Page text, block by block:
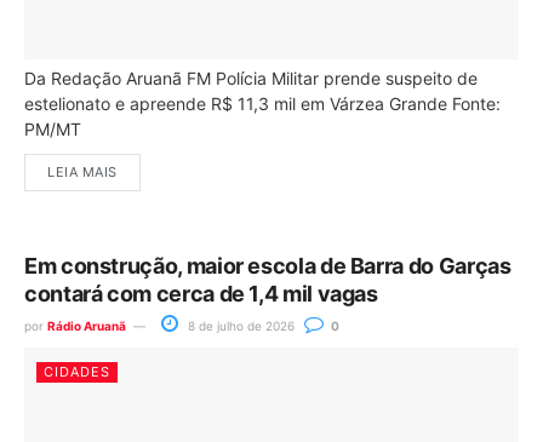
Da Redação Aruanã FM Polícia Militar prende suspeito de
estelionato e apreende R$ 11,3 mil em Várzea Grande Fonte:
PM/MT
LEIA MAIS
Em construção, maior escola de Barra do Garças
contará com cerca de 1,4 mil vagas
por Rádio Aruanã 8 de julho de 2026 0
CIDADES